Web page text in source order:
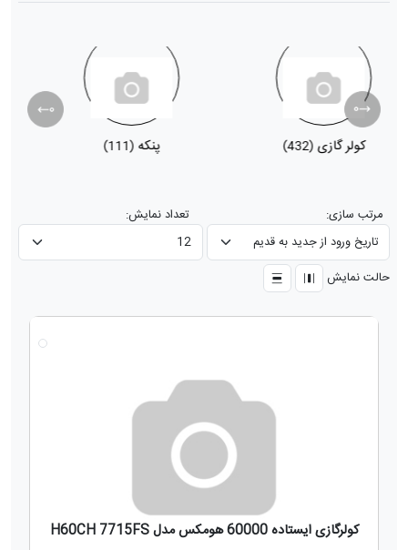
کولر گازی(432) پنکه (111)
مرتب سازی: تعداد نمایش:
حالت نمایش
کولرگازی ایستاده 60000 هومکس مدل H60CH 7715FS